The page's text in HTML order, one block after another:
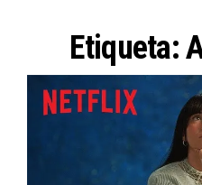
Etiqueta: